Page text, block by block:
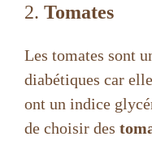
2. Tomates
Les tomates sont
diabétiques car
ont un indice
de choisir des